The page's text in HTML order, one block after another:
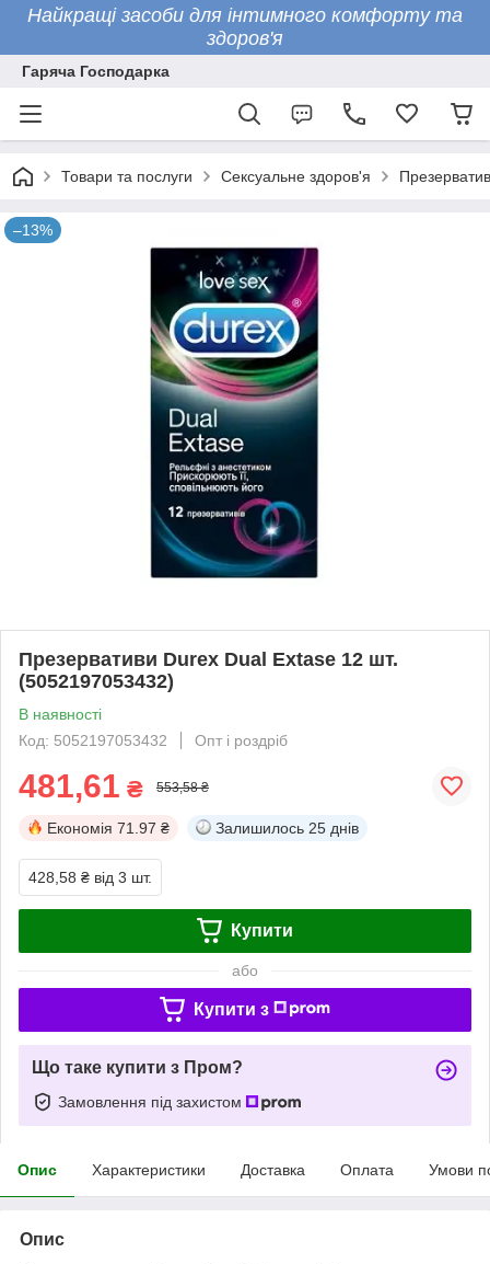
Найкращі засоби для інтимного комфорту та
здоров'я
Гаряча Господарка
Товари та послуги Сексуальне здоров'я
–13%
Презервативи Durex Dual Extase 12 шт.
(5052197053432)
В наявності
Код: 5052197053432
Опт і роздріб
481,61 ₴ 553,58 ₴
Економія 71.97 ₴ Залишилось 25 днів
428,58 ₴ від 3 шт.
Купити
або
Купити з
Що таке купити з Пром?
Замовлення під захистом
Опис Характеристики Доставка Оплата Умови
Опис